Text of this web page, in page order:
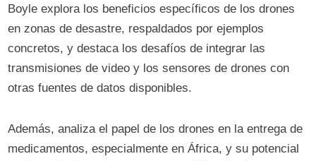
Boyle explora los beneficios específicos de los drones
en zonas de desastre, respaldados por ejemplos
concretos, y destaca los desafíos de integrar las
transmisiones de video y los sensores de drones con
otras fuentes de datos disponibles.
Además, analiza el papel de los drones en la entrega de
medicamentos, especialmente en África, y su potencial